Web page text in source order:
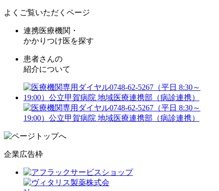
よくご覧いただくページ
連携医療機関・
かかりつけ医を探す
患者さんの
紹介について
企業広告枠